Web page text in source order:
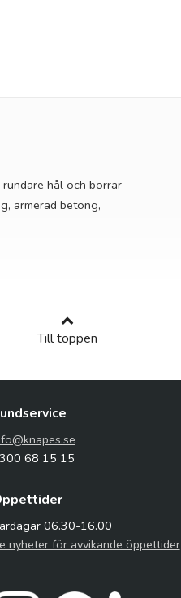
hål och borrar
armerad betong,
Till toppen
68 15 15
06.30-16.00
nyheter för avvikande öppettider